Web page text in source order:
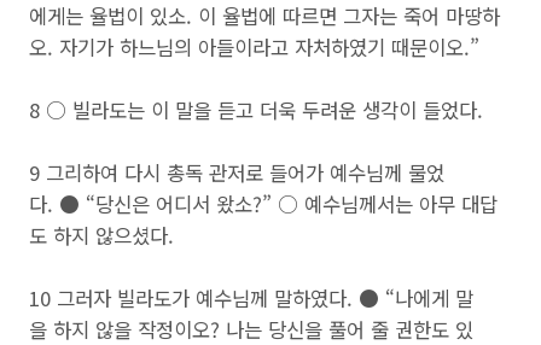
에게는 율법이 있소. 이 율법에 따르면 그자는 죽어 마땅하
오. 자기가 하느님의 아들이라고 자처하였기 때문이오.”
8 ○ 빌라도는 이 말을 듣고 더욱 두려운 생각이 들었다.
9 그리하여 다시 총독 관저로 들어가 예수님께 물었
다. ● “당신은 어디서 왔소?” ○ 예수님께서는 아무 대답
도 하지 않으셨다.
10 그러자 빌라도가 예수님께 말하였다. ● “나에게 말
을 하지 않을 작정이오? 나는 당신을 풀어 줄 권한도 있